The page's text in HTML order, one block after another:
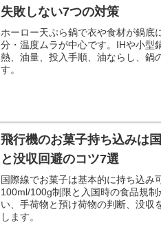
失敗しない7つの対策
ホーロー天ぷら鍋で衣や食材が鍋底
分・温度ムラが中心です。IHや小型
熱、油量、投入手順、油ならし、鍋
す。
飛行機のお菓子持ち込みは
と没収回避のコツ7選
国際線でお菓子は基本的に持ち込み
100ml/100g制限と入国時の食品規
い、手荷物と預け荷物の判断、没収
します。